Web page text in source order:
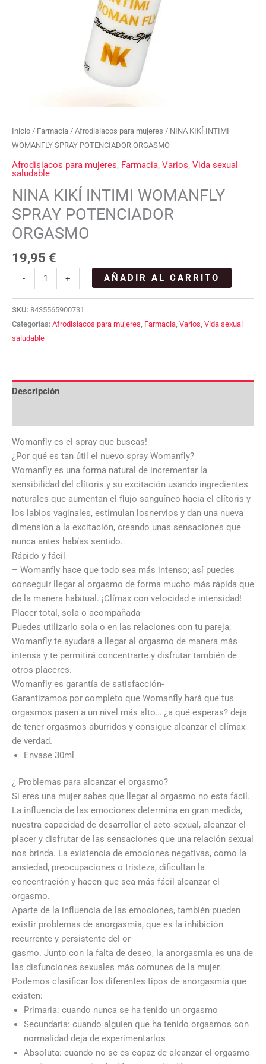
Inicio / Farmacia / Afrodisiacos para mujeres / NINA KIKÍ INTIMI
WOMANFLY SPRAY POTENCIADOR ORGASMO
Afrodisiacos para mujeres, Farmacia, Varios, Vida sexual
saludable
NINA KIKÍ INTIMI WOMANFLY
SPRAY POTENCIADOR
ORGASMO
19,95 €
- + AÑADIR AL CARRITO
SKU: 8435565900731
Categorías: Afrodisiacos para mujeres Farmacia Varios Vida sexual
saludable
Descripción
Womanfly es el spray que buscas!
¿Por qué es tan útil el nuevo spray Womanfly?
Womanfly es una forma natural de incrementar la
sensibilidad del clítoris y su excitación usando ingredientes
naturales que aumentan el flujo sanguíneo hacia el clítoris y
los labios vaginales, estimulan losnervios y dan una nueva
dimensión a la excitación, creando unas sensaciones que
nunca antes habías sentido.
Rápido y fácil
– Womanfly hace que todo sea más intenso; así puedes
conseguir llegar al orgasmo de forma mucho más rápida que
de la manera habitual. ¡Clímax con velocidad e intensidad!
Placer total, sola o acompañada-
Puedes utilizarlo sola o en las relaciones con tu pareja;
Womanfly te ayudará a llegar al orgasmo de manera más
intensa y te permitirá concentrarte y disfrutar también de
otros placeres.
Womanfly es garantía de satisfacción-
Garantizamos por completo que Womanfly hará que tus
orgasmos pasen a un nivel más alto… ¿a qué esperas? deja
de tener orgasmos aburridos y consigue alcanzar el clímax
de verdad.
Envase 30ml
¿ Problemas para alcanzar el orgasmo?
Si eres una mujer sabes que llegar al orgasmo no esta fácil.
La influencia de las emociones determina en gran medida,
nuestra capacidad de desarrollar el acto sexual, alcanzar el
placer y disfrutar de las sensaciones que una relación sexual
nos brinda. La existencia de emociones negativas, como la
ansiedad, preocupaciones o tristeza, dificultan la
concentración y hacen que sea más fácil alcanzar el
orgasmo.
Aparte de la influencia de las emociones, también pueden
existir problemas de anorgasmia, que es la inhibición
recurrente y persistente del or-
gasmo. Junto con la falta de deseo, la anorgasmia es una de
las disfunciones sexuales más comunes de la mujer.
Podemos clasificar los diferentes tipos de anorgasmia que
existen:
Primaria: cuando nunca se ha tenido un orgasmo
Secundaria: cuando alguien que ha tenido orgasmos con
normalidad deja de experimentarlos
Absoluta: cuando no se es capaz de alcanzar el orgasmo